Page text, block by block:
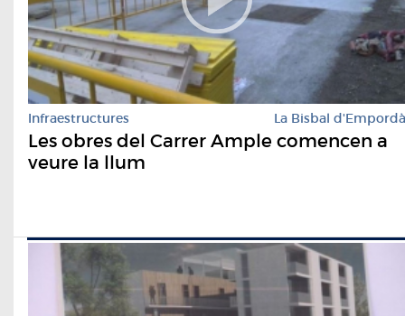
Infraestructures La Bisbal d'Empordà
Les obres del Carrer Ample comencen a
veure la llum